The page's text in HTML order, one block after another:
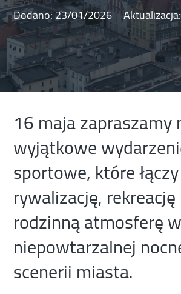
Dodano:23/01/2026
16 maja zapraszamy
wyjątkowe
sportowe, które łączy
rywalizację, rekreację
rodzinną atmosferę w
niepowtarzalnej
scenerii miasta.